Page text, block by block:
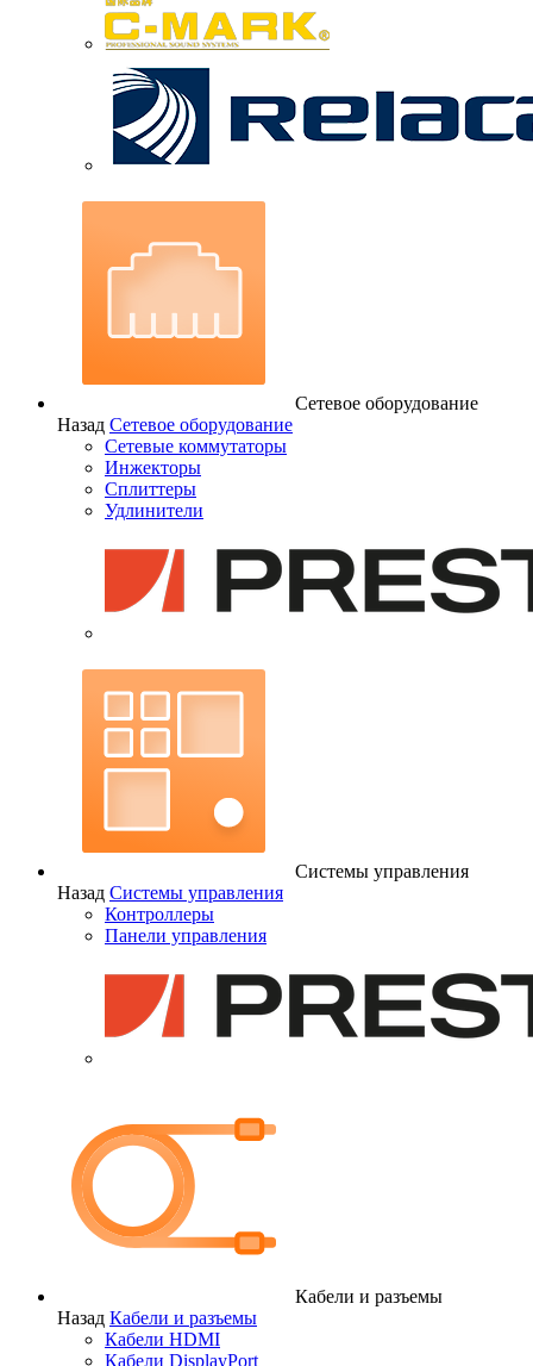
Сетевое оборудование
Назад Сетевое оборудование
Сетевые коммутаторы
Инжекторы
Сплиттеры
Удлинители
Системы управления
Назад Системы управления
Контроллеры
Панели управления
Кабели и разъемы
Назад Кабели и разъемы
Кабели HDMI
Кабели DisplayPort